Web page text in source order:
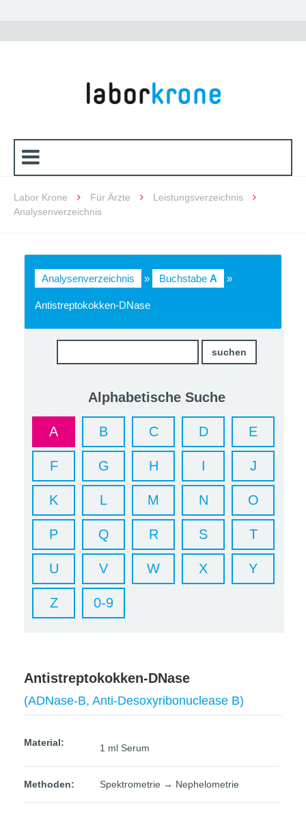
Labor Krone Für Ärzte
Leistungsverzeichnis
Analysenverzeichnis
Analysenverzeichnis » Buchstabe A »
Antistreptokokken-DNase
Alphabetische Suche
A B C D E
F G H I J
K L M N O
P Q R S T
U V W X Y
Z 0-9
Antistreptokokken-DNase
(ADNase-B, Anti-Desoxyribonuclease B)
Material: 1 ml Serum
Methoden: Spektrometrie → Nephelometrie